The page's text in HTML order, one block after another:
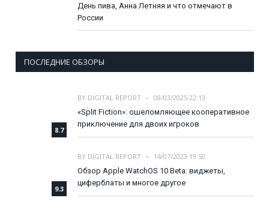
День пива, Анна Летняя и что отмечают в
России
ПОСЛЕДНИЕ ОБЗОРЫ
8.7
BY DIGITAL REPORT
08/03/2025 22:13
«Split Fiction»: ошеломляющее кооперативное
приключение для двоих игроков
9.3
BY DIGITAL REPORT
14/07/2023 19:50
Обзор Apple WatchOS 10 Beta: виджеты,
циферблаты и многое другое